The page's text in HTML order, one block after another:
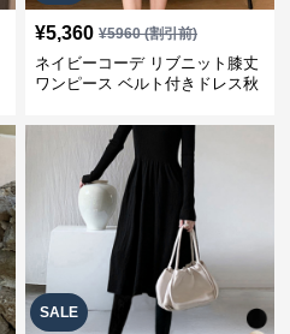
¥5,360 ¥5960(割引前)
ネイビーコーデ リブニット膝丈
ワンピース ベルト付きドレス秋
SALE